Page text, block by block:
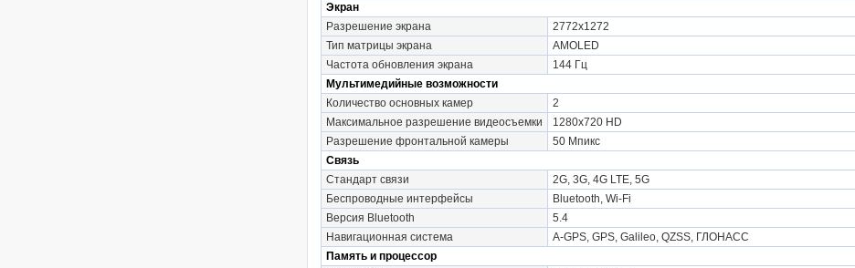
Экран
Разрешение экрана
2772x1272
Тип матрицы экрана
AMOLED
Частота обновления экрана
144 Гц
Мультимедийные возможности
Количество основных камер
2
Максимальное разрешение видеосъемки
1280x720 HD
Разрешение фронтальной камеры
50 Мпикс
Связь
Стандарт связи
2G, 3G, 4G LTE, 5G
Беспроводные интерфейсы
Bluetooth, Wi-Fi
Версия Bluetooth
5.4
Навигационная система
A-GPS, GPS, Galileo, QZSS, ГЛОНАСС
Память и процессор